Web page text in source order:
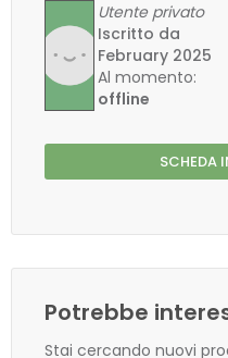
Utente privato
Iscritto da
February 2025
Al momento:
offline
SCHEDA
Potrebbe
Stai cercando nuovi